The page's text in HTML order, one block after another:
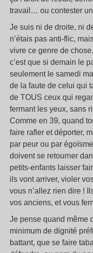
travail… ou contester
Je suis ni de droite, ni
n’étais pas anti-flic,
vivre ce genre de
c’est que si demain le
seulement le samedi
de la faute de celui qui
de TOUS ceux qui
fermant les yeux, sans
Comme en 39, quand
faire rafler et déporter,
par peur ou par
doivent se retourner
petits-enfants laisser
ils vont arriver, violer
vous n’allez rien dire !
vos anciens, et vous
Je pense quand même
minimum de dignité
battant, que se faire